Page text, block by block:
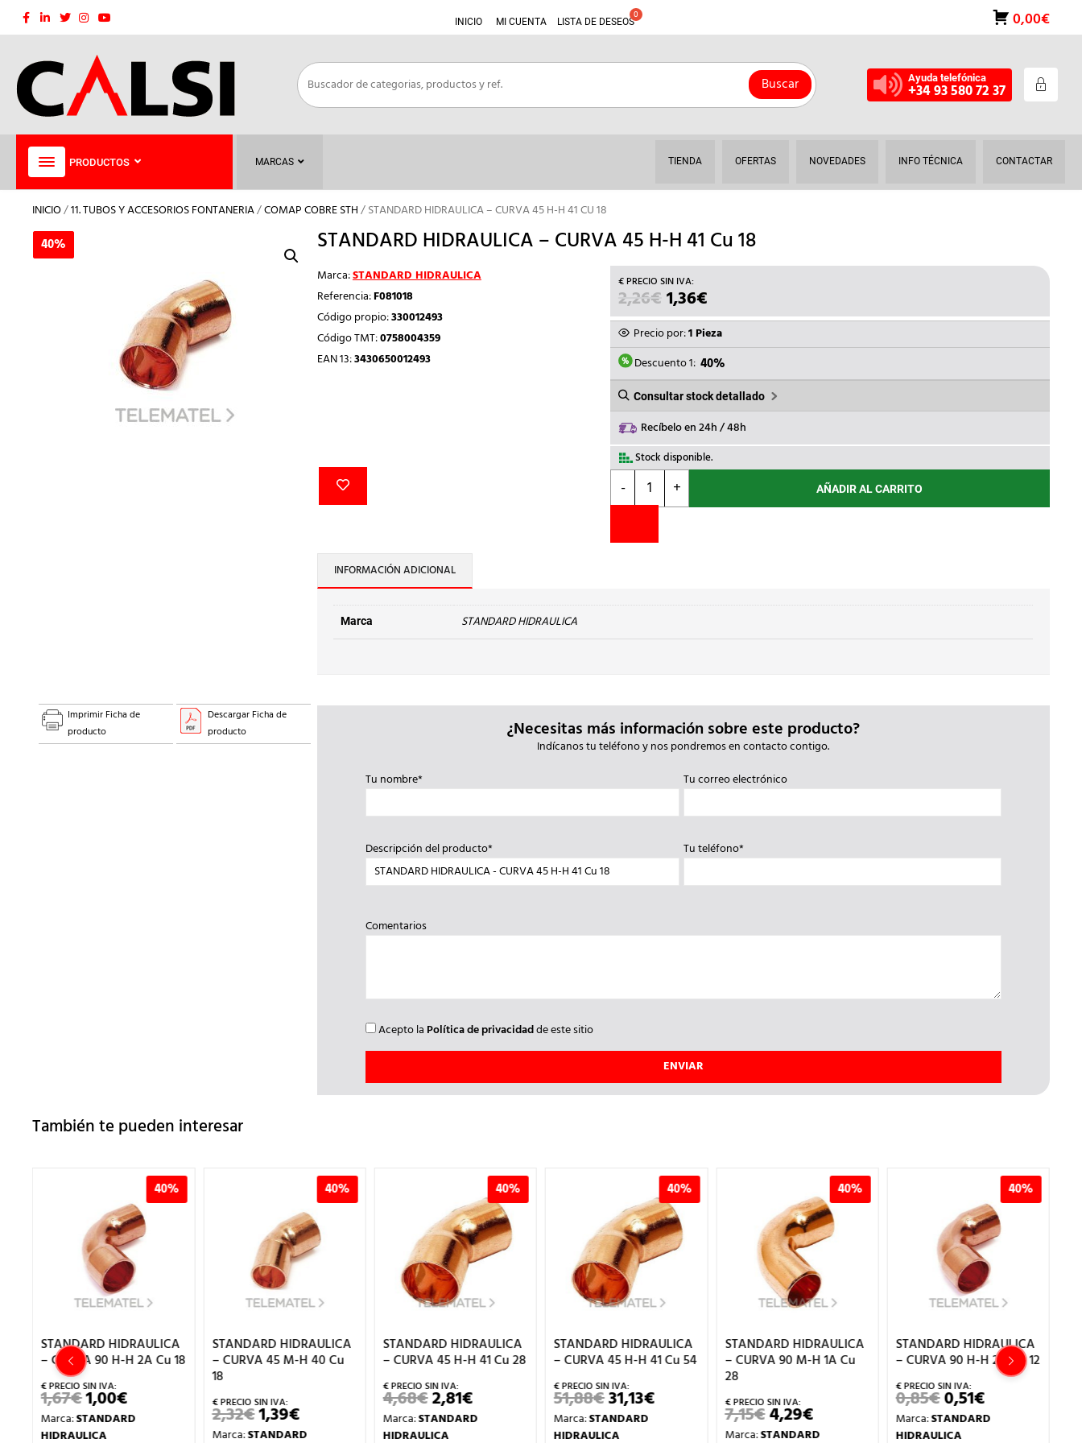
Saltar
INICIO MI CUENTA LISTA DE DESEOS 0,00€
Buscar Ayuda telefónica
+34 93 580 72 37
PRODUCTOS MARCAS TIENDA OFERTAS NOVEDADES INFO TÉCNICA CONTACTAR
INICIO/11. TUBOS Y ACCESORIOS FONTANERIA/COMAP COBRE STH/ STANDARD HIDRAULICA – CURVA 45 H-H 41 CU 18
40% STANDARD HIDRAULICA – CURVA 45 H-H 41 Cu 18
Marca:STANDARD HIDRAULICA
Referencia:F081018
Código propio:330012493
Código TMT:0758004359
EAN 13:3430650012493
2,26€ EL
PRECIO
ORIGINAL
ERA:
2,26€.
1,36€EL
PRECIO
ACTUAL
ES:
1,36€.
Precio por:1 Pieza
Descuento 1: 40%
Consultar stock detallado
Recíbelo en 24h / 48h
Stock disponible.
-
STANDARD
HIDRAULICA
45
+ AÑADIR AL CARRITO
INFORMACIÓN ADICIONAL
Marca STANDARD HIDRAULICA
40%
Imprimir Ficha de
producto
Descargar Ficha de
producto
¿Necesitas más información sobre este producto?
Indícanos tu teléfono y nos pondremos en contacto contigo.
Tu nombre*
Tu correo electrónico
Descripción del producto* Tu teléfono*
Comentarios
Acepto la Política de privacidadde este sitio
También te pueden interesar
40%
STANDARD HIDRAULICA
– CURVA 90 H-H 2A Cu 18
1,67€EL
PRECIO
ORIGINAL
ERA:
1,00€EL
PRECIO
ACTUAL
Marca:STANDARD
HIDRAULICA
40%
STANDARD HIDRAULICA
– CURVA 45 M-H 40 Cu
18
2,32€EL
PRECIO
1,39€EL
PRECIO
Marca:STANDARD
40%
STANDARD HIDRAULICA
– CURVA 45 H-H 41 Cu 28
4,68€EL
PRECIO
ORIGINAL
ERA:
2,81€EL
PRECIO
ACTUAL
Marca:STANDARD
HIDRAULICA
40%
STANDARD HIDRAULICA
– CURVA 45 H-H 41 Cu 54
51,88€EL
PRECIO
ORIGINAL
ERA:
31,13€EL
PRECIO
Marca:STANDARD
HIDRAULICA
40%
STANDARD HIDRAULICA
– CURVA 90 M-H 1A Cu
28
7,15€EL
PRECIO
4,29€EL
PRECIO
Marca:STANDARD
40%
STANDARD HIDRAULICA
– CURVA 90 H-H 2A Cu 12
0,85€EL
PRECIO
ORIGINAL
ERA:
0,51€EL
PRECIO
ACTUAL
Marca:STANDARD
HIDRAULICA